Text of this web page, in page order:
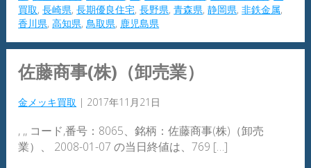
買取,長崎県,長期優良住宅,長野県,青森県,静岡県,非鉄金属,
香川県,高知県,鳥取県, 鹿児島県
佐藤商事(株)（卸売業）
金メッキ買取 | 2017年11月21日
, ,, コード,番号：8065、銘柄：佐藤商事(株)（卸売
業）、 2008-01-07 の当日終値は、769 […]